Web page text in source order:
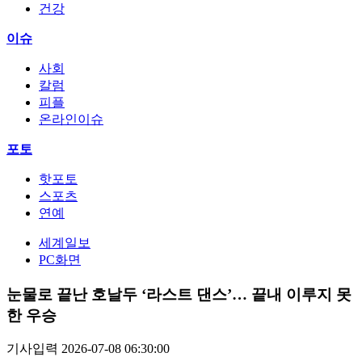
건강
이슈
사회
칼럼
피플
온라인이슈
포토
핫포토
스포츠
연예
세계일보
PC화면
눈물로 끝난 호날두 ‘라스트 댄스’… 끝내 이루지 못
한 우승
기사입력 2026-07-08 06:30:00